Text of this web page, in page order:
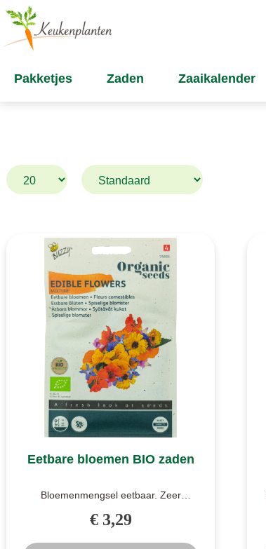
Pakketjes Zaden Zaaikalender
Eetbare bloemen BIO zaden
Bloemenmengsel eetbaar. Zeer
bloemetjes ..
€ 3,29